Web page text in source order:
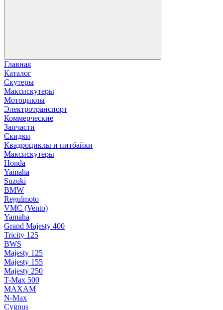
Главная
Каталог
Скутеры
Максискутеры
Мотоциклы
Электротранспорт
Коммерческие
Запчасти
Скидки
Квадроциклы и питбайки
Максискутеры
Honda
Yamaha
Suzuki
BMW
Regulmoto
VMC (Vento)
Yamaha
Grand Majesty 400
Tricity 125
BWS
Majesty 125
Majesty 155
Majesty 250
T-Max 500
MAXAM
N-Max
Cygnus